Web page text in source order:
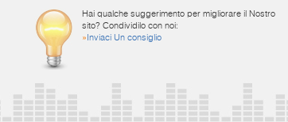
Hai qualche suggerimento per migliorare il Nostro
sito? Condividilo con noi:
» Inviaci Un consiglio